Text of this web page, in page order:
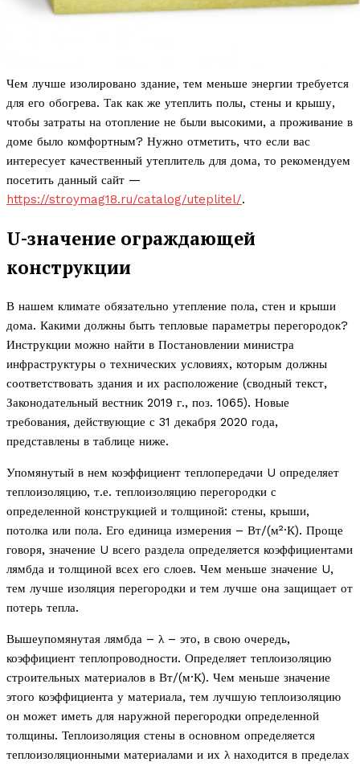
Чем лучше изолировано здание, тем меньше энергии требуется
для его обогрева. Так как же утеплить полы, стены и крышу,
чтобы затраты на отопление не были высокими, а проживание в
доме было комфортным? Нужно отметить, что если вас
интересует качественный утеплитель для дома, то рекомендуем
посетить данный сайт —
https://stroymag18.ru/catalog/uteplitel/.
U-значение ограждающей
конструкции
В нашем климате обязательно утепление пола, стен и крыши
дома. Какими должны быть тепловые параметры перегородок?
Инструкции можно найти в Постановлении министра
инфраструктуры о технических условиях, которым должны
соответствовать здания и их расположение (сводный текст,
Законодательный вестник 2019 г., поз. 1065). Новые
требования, действующие с 31 декабря 2020 года,
представлены в таблице ниже.
Упомянутый в нем коэффициент теплопередачи U определяет
теплоизоляцию, т.е. теплоизоляцию перегородки с
определенной конструкцией и толщиной: стены, крыши,
потолка или пола. Его единица измерения – Вт/(м²·К). Проще
говоря, значение U всего раздела определяется коэффициентами
лямбда и толщиной всех его слоев. Чем меньше значение U,
тем лучше изоляция перегородки и тем лучше она защищает от
потерь тепла.
Вышеупомянутая лямбда – λ – это, в свою очередь,
коэффициент теплопроводности. Определяет теплоизоляцию
строительных материалов в Вт/(м·К). Чем меньше значение
этого коэффициента у материала, тем лучшую теплоизоляцию
он может иметь для наружной перегородки определенной
толщины. Теплоизоляция стены в основном определяется
теплоизоляционными материалами и их λ находится в пределах